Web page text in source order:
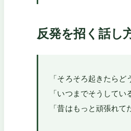
反発を招く話し
「そろそろ起きたらど
「いつまでそうしてい
「昔はもっと頑張れて